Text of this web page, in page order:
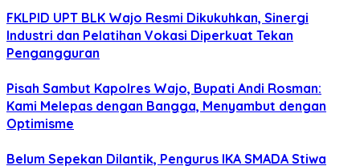
FKLPID UPT BLK Wajo Resmi Dikukuhkan, Sinergi
Industri dan Pelatihan Vokasi Diperkuat Tekan
Pengangguran
Pisah Sambut Kapolres Wajo, Bupati Andi Rosman:
Kami Melepas dengan Bangga, Menyambut dengan
Optimisme
Belum Sepekan Dilantik, Pengurus IKA SMADA Stiwa